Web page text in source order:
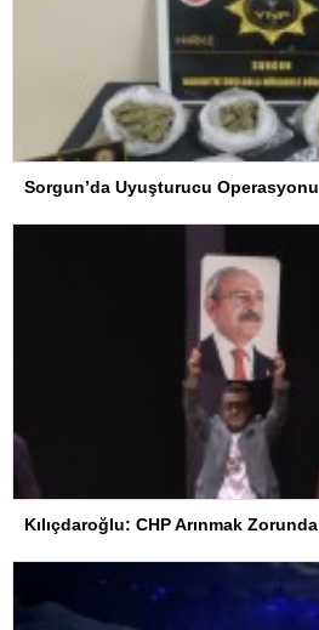
Sorgun’da Uyuşturucu Operasyonu
Kılıçdaroğlu: CHP Arınmak Zorunda